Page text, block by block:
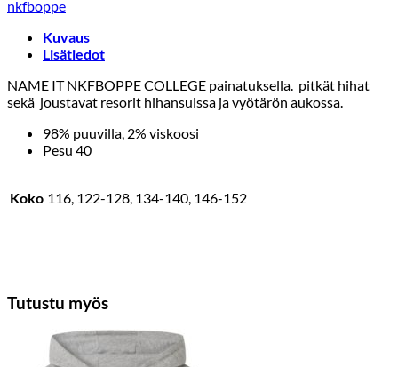
nkfboppe
Kuvaus
Lisätiedot
NAME IT NKFBOPPE COLLEGE painatuksella. pitkät hihat
sekä joustavat resorit hihansuissa ja vyötärön aukossa.
98% puuvilla, 2% viskoosi
Pesu 40
Koko 116, 122-128, 134-140, 146-152
Tutustu myös